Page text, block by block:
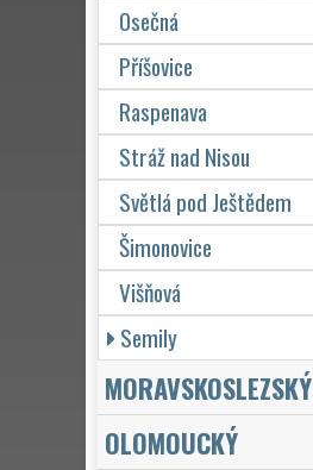
Osečná
Příšovice
Raspenava
Stráž nad Nisou
Světlá pod Ještědem
Šimonovice
Višňová
Semily
MORAVSKOSLEZSKÝ
OLOMOUCKÝ